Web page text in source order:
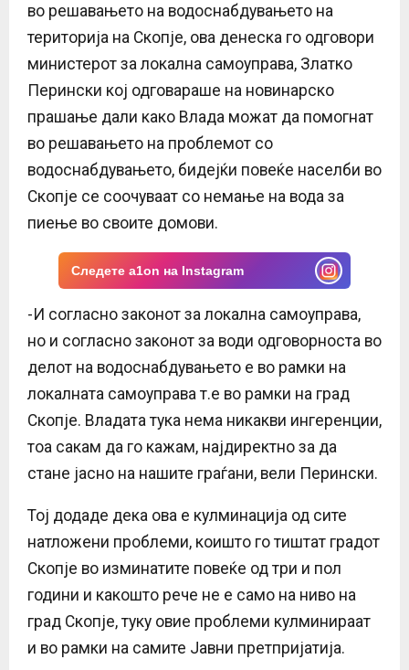
U
во решавањето на водоснабдувањето на
територија на Скопје, ова денеска го одговори
министерот за локална самоуправа, Златко
Перински кој одговараше на новинарско
прашање дали како Влада можат да помогнат
во решавањето на проблемот со
водоснабдувањето, бидејќи повеќе населби во
Скопје се соочуваат со немање на вода за
пиење во своите домови.
Следете a1on на Instagram
-И согласно законот за локална самоуправа,
но и согласно законот за води одговорноста во
делот на водоснабдувањето е во рамки на
локалната самоуправа т.е во рамки на град
Скопје. Владата тука нема никакви ингеренции,
тоа сакам да го кажам, најдиректно за да
стане јасно на нашите граѓани, вели Перински.
Тој додаде дека ова е кулминација од сите
натложени проблеми, коишто го тиштат градот
Скопје во изминатите повеќе од три и пол
години и какошто рече не е само на ниво на
град Скопје, туку овие проблеми кулминираат
и во рамки на самите Јавни претпријатија.